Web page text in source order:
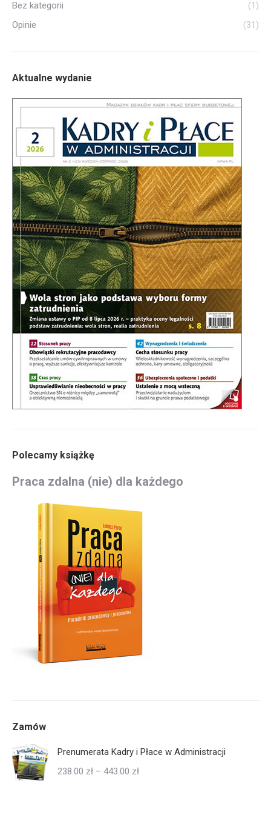
Bez kategorii
(1)
Opinie
(31)
Aktualne wydanie
Polecamy książkę
Praca zdalna (nie) dla każdego
Zamów
Prenumerata Kadry i Płace w Administracji
238.00 zł – 443.00 złZakres